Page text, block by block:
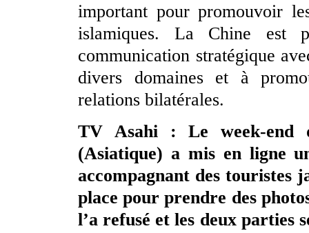
important pour promouvoir
islamiques. La Chine est
communication stratégique
divers domaines et à
relations bilatérales.
TV Asahi : Le week-end
(Asiatique) a mis en ligne
accompagnant des touristes
place pour prendre des
l’a refusé et les deux parties